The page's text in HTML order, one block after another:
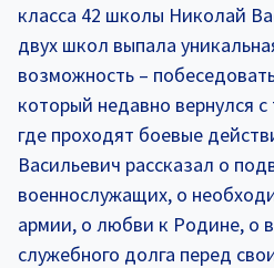
класса 42 школы Николай
двух школ выпала
возможность –
который недавно вернулся
где проходят боевые
Васильевич рассказал о
военнослужащих, о
армии, о любви к Родине, о
служебного долга перед